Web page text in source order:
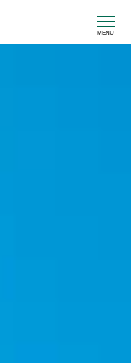
MENU